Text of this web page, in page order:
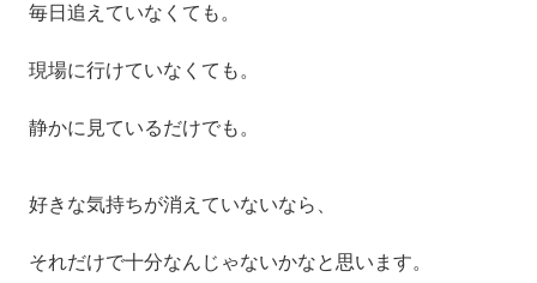
毎日追えていなくても。
現場に行けていなくても。
静かに見ているだけでも。
好きな気持ちが消えていないなら、
それだけで十分なんじゃないかなと思います。